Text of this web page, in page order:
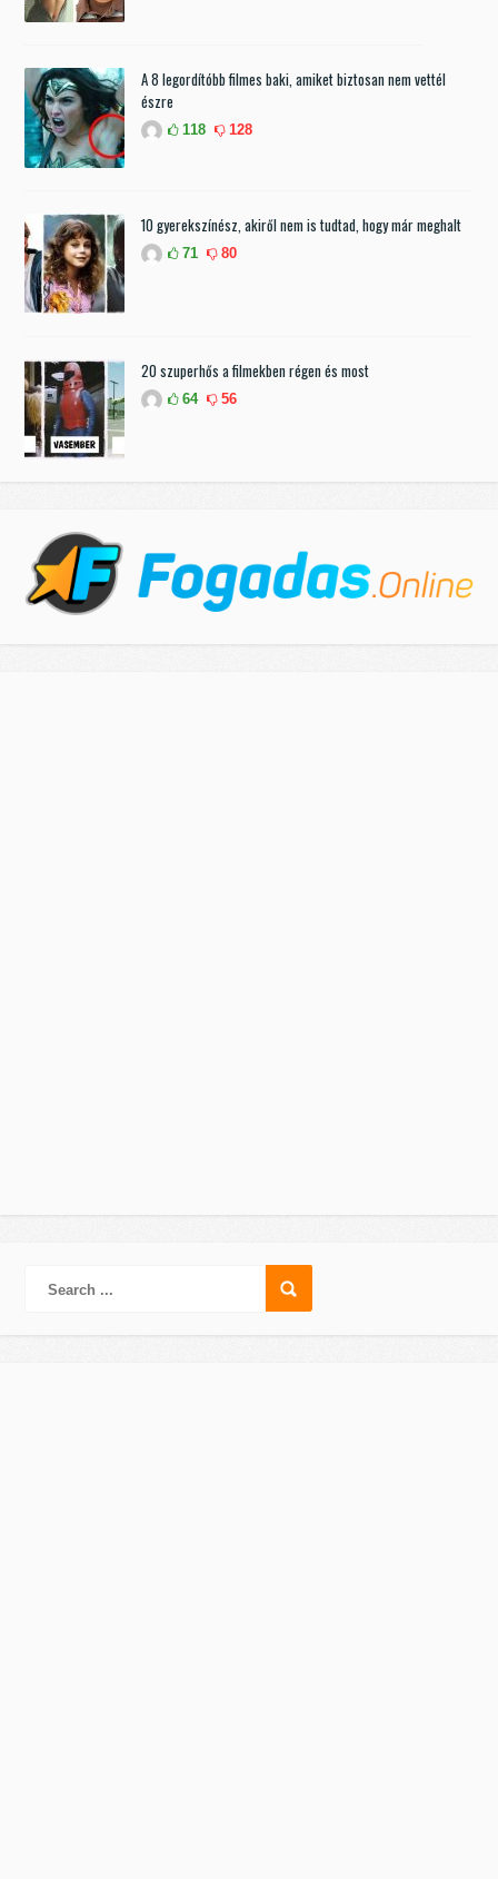
A 8 legordítóbb filmes baki, amiket biztosan nem vettél
észre
118 128
10 gyerekszínész, akiről nem is tudtad, hogy már meghalt
71 80
20 szuperhős a filmekben régen és most
64 56